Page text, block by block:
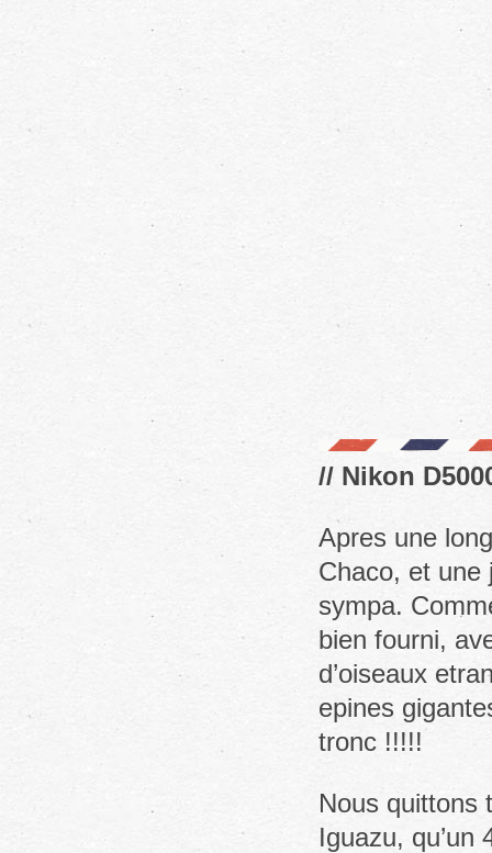
// Nikon
Apres une
Chaco, et une
sympa.
bien fourni,
d’oiseaux
epines
tronc !!!!!
Nous quittons
Iguazu,